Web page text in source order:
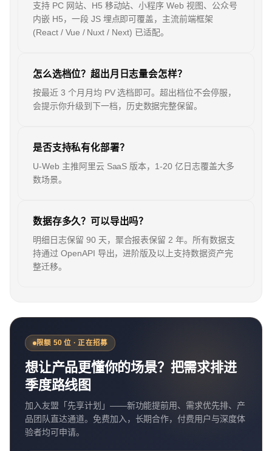
支持 PC 网站、H5 移动站、小程序 Web 视图、公众号
内嵌 H5，一段 JS 埋点即可覆盖，主流前端框架
(React / Vue / Nuxt / Next) 已适配。
怎么选档位？超出月日志量会怎样？
按最近 3 个月月均 PV 选档即可。超出档位不会停服，
会提示你升级到下一档，历史数据完整保留。
是否支持私有化部署？
U-Web 主推阿里云 SaaS 版本，1-20 亿日志覆盖大多
数场景。
数据存多久？可以导出吗？
明细日志保留 90 天，聚合报表保留 2 年。所有数据支
持通过 OpenAPI 导出，进阶版及以上支持数据资产完
整迁移。
限额 50 位 · 正在招募
想让产品更懂你的场景？把需求排进
季度路线图
加入友盟「先享计划」——新功能提前用、需求优先排、产
品团队直达通道。免费加入，长期合作，付费用户与深度体
验者均可申请。